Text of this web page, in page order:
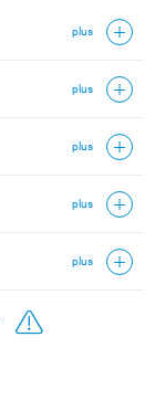
plus
plus
plus
plus
plus